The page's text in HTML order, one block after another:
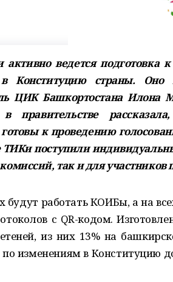
ведется подготовка
в Конституцию страны.
ЦИК Башкортостана Илона
правительстве
к проведению
ТИКи поступили
так и для участников
будут работать КОИБы, а на
с QR-кодом.
из них 13% на
по изменениям в Конституцию